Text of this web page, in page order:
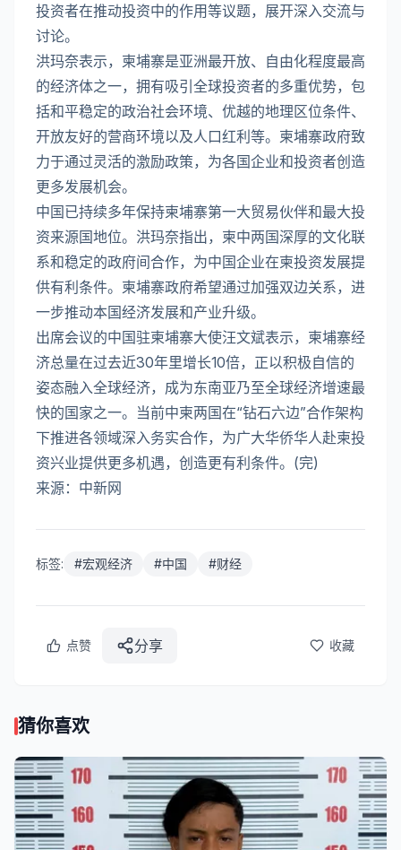
投资者在推动投资中的作用等议题，展开深入交流与
讨论。
洪玛奈表示，柬埔寨是亚洲最开放、自由化程度最高
的经济体之一，拥有吸引全球投资者的多重优势，包
括和平稳定的政治社会环境、优越的地理区位条件、
开放友好的营商环境以及人口红利等。柬埔寨政府致
力于通过灵活的激励政策，为各国企业和投资者创造
更多发展机会。
中国已持续多年保持柬埔寨第一大贸易伙伴和最大投
资来源国地位。洪玛奈指出，柬中两国深厚的文化联
系和稳定的政府间合作，为中国企业在柬投资发展提
供有利条件。柬埔寨政府希望通过加强双边关系，进
一步推动本国经济发展和产业升级。
出席会议的中国驻柬埔寨大使汪文斌表示，柬埔寨经
济总量在过去近30年里增长10倍，正以积极自信的
姿态融入全球经济，成为东南亚乃至全球经济增速最
快的国家之一。当前中柬两国在“钻石六边”合作架构
下推进各领域深入务实合作，为广大华侨华人赴柬投
资兴业提供更多机遇，创造更有利条件。(完)
来源：中新网
标签: #宏观经济 #中国 #财经
点赞 分享 收藏
猜你喜欢